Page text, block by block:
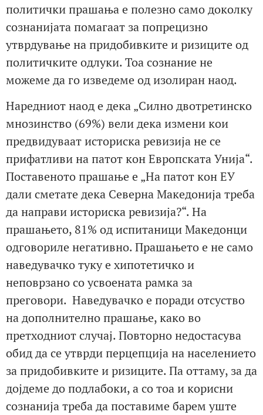
политички прашања е полезно само доколку
сознанијата помагаат за попрецизно
утврдување на придобивките и ризиците од
политичките одлуки. Тоа сознание не
можеме да го изведеме од изолиран наод.
Наредниот наод е дека „Силно двотретинско
мнозинство (69%) вели дека измени кои
предвидуваат историска ревизија не се
прифатливи на патот кон Европската Унија“.
Поставеното прашање е „На патот кон ЕУ
дали сметате дека Северна Македонија треба
да направи историска ревизија?“. На
прашањето, 81% од испитаници Македонци
одговориле негативно. Прашањето е не само
наведувачко туку е хипотетичко и
неповрзано со усвоената рамка за
преговори. Наведувачко е поради отсуство
на дополнително прашање, како во
претходниот случај. Повторно недостасува
обид да се утврди перцепција на населението
за придобивките и ризиците. Па оттаму, за да
дојдеме до подлабоки, а со тоа и корисни
сознанија треба да поставиме барем уште